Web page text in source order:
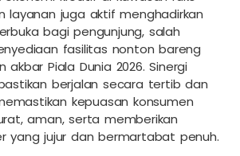
layanan juga aktif menghadirkan
bagi pengunjung, salah
fasilitas nonton bareng
Piala Dunia 2026. Sinergi
berjalan secara tertib dan
kepuasan konsumen
aman, serta memberikan
yang jujur dan bermartabat penuh.